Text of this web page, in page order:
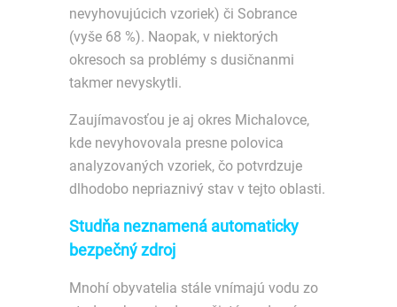
nevyhovujúcich vzoriek) či Sobrance
(vyše 68 %). Naopak, v niektorých
okresoch sa problémy s dusičnanmi
takmer nevyskytli.
Zaujímavosťou je aj okres Michalovce,
kde nevyhovovala presne polovica
analyzovaných vzoriek, čo potvrdzuje
dlhodobo nepriaznivý stav v tejto oblasti.
Studňa neznamená automaticky
bezpečný zdroj
Mnohí obyvatelia stále vnímajú vodu zo